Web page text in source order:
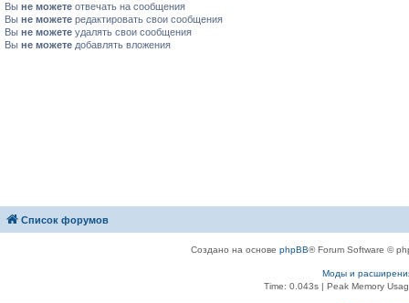
Вы не можете отвечать на сообщения
Вы не можете редактировать свои сообщения
Вы не можете удалять свои сообщения
Вы не можете добавлять вложения
Список форумов
Создано на основе phpBB® Forum Software ©
Моды и
Time: 0.043s| Peak Memory